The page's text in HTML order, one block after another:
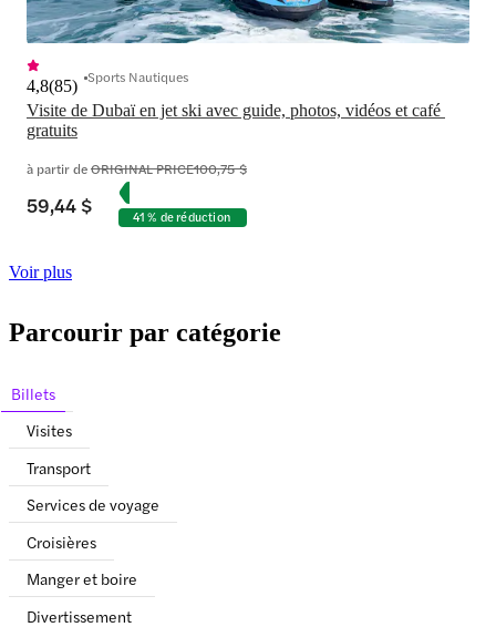
Visite de Dubaï en jet ski avec guide, photos, vidéos et café
gratuits
4,8(85) Sports Nautiques
à partir deORIGINAL PRICE100,75 $
59,44 $ 41 % de réduction
Voir plus
Parcourir par catégorie
Billets
Visites
Transport
Services de voyage
Croisières
Manger et boire
Divertissement